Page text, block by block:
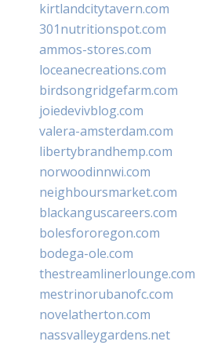
kirtlandcitytavern.com
301nutritionspot.com
ammos-stores.com
loceanecreations.com
birdsongridgefarm.com
joiedevivblog.com
valera-amsterdam.com
libertybrandhemp.com
norwoodinnwi.com
neighboursmarket.com
blackanguscareers.com
bolesfororegon.com
bodega-ole.com
thestreamlinerlounge.com
mestrinorubanofc.com
novelatherton.com
nassvalleygardens.net